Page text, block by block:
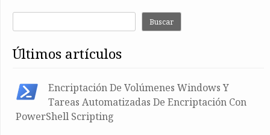
Buscar
últimos artículos
Encriptación De Volúmenes Windows Y
Tareas Automatizadas De Encriptación Con
PowerShell Scripting